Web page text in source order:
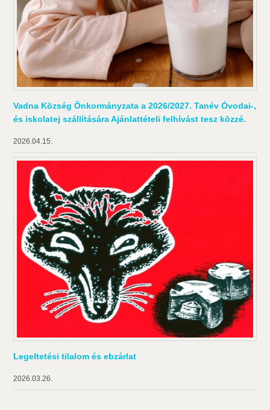
Vadna Község Önkormányzata a 2026/2027. Tanév Óvodai-,
és iskolatej szállítására Ajánlattételi felhívást tesz közzé.
2026.04.15.
Legeltetési tilalom és ebzárlat
2026.03.26.